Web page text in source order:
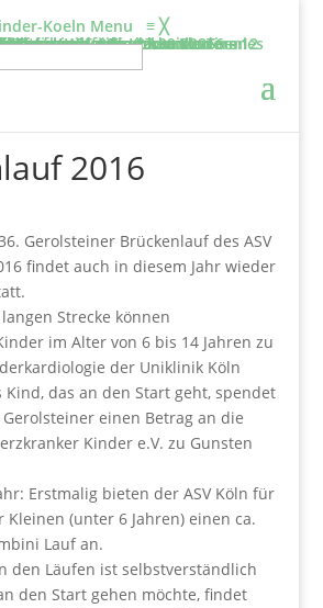
Menu ≡ ╳
Elterninitiative
von 6 – 12 Jahre und ihre Eltern vom 25.09. – 27.09.2026
ab 6 Jahrevon herzkranken Kindern
2016
Gerolsteiner Brückenlauf des ASV
findet auch in diesem Jahr wieder
Strecke können
im Alter von 6 bis 14 Jahren zu
der Uniklinik Köln
Kind, das an den Start geht, spendet
einen Betrag an die
Kinder e.V. zu Gunsten
Erstmalig bieten der ASV Köln für
(unter 6 Jahren) einen ca.
Lauf an.
den Läufen ist selbstverständlich
den Start gehen möchte, findet